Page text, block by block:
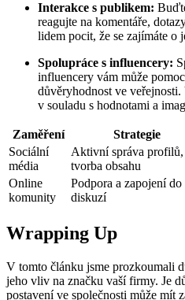
Interakce s publikem:
reagujte na komentáře,
lidem pocit, že se zajímáte o
Spolupráce s influencery:
influencery vám může
důvěryhodnost ve
v souladu s hodnotami a
Zaměření Strategie
Sociální
média
Aktivní správa profilů,
tvorba obsahu
Online
komunity
Podpora a zapojení do
diskuzí
Wrapping Up
V tomto článku jsme prozkoumali
jeho vliv na značku vaší firmy. Je
postavení ve společnosti může mít